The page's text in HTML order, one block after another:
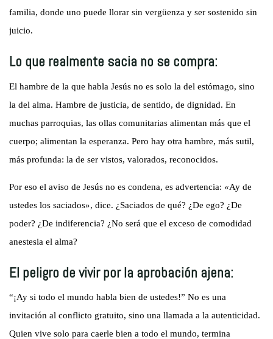
familia, donde uno puede llorar sin vergüenza y ser sostenido sin
juicio.
Lo que realmente sacia no se compra:
El hambre de la que habla Jesús no es solo la del estómago, sino
la del alma. Hambre de justicia, de sentido, de dignidad. En
muchas parroquias, las ollas comunitarias alimentan más que el
cuerpo; alimentan la esperanza. Pero hay otra hambre, más sutil,
más profunda: la de ser vistos, valorados, reconocidos.
Por eso el aviso de Jesús no es condena, es advertencia: «Ay de
ustedes los saciados», dice. ¿Saciados de qué? ¿De ego? ¿De
poder? ¿De indiferencia? ¿No será que el exceso de comodidad
anestesia el alma?
El peligro de vivir por la aprobación ajena:
“¡Ay si todo el mundo habla bien de ustedes!” No es una
invitación al conflicto gratuito, sino una llamada a la autenticidad.
Quien vive solo para caerle bien a todo el mundo, termina